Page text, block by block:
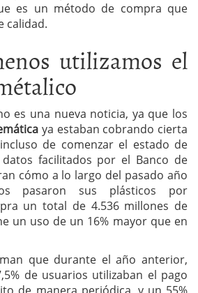
es un método de compra que
calidad.
utilizamos el
es una nueva noticia, ya que los
ya estaban cobrando cierta
de comenzar el estado de
facilitados por el Banco de
cómo a lo largo del pasado año
pasaron sus plásticos por
un total de 4.536 millones de
un uso de un 16% mayor que en
que durante el año anterior,
de usuarios utilizaban el pago